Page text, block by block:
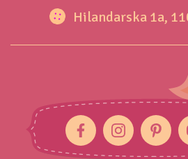
Hilandarska 1a,